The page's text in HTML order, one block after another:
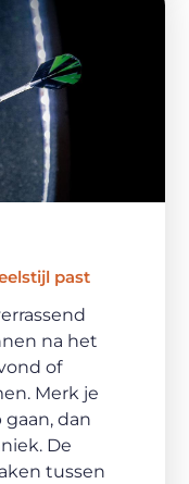
past
na het
of
Merk je
dan
De
tussen